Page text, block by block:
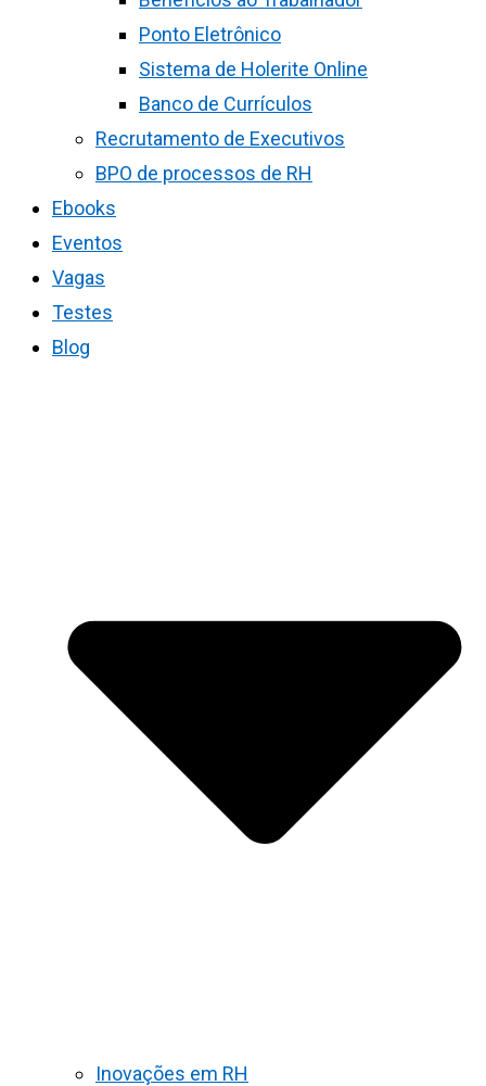
Ponto Eletrônico
Sistema de Holerite Online
Banco de Currículos
Recrutamento de Executivos
BPO de processos de RH
Ebooks
Eventos
Vagas
Testes
Blog
Inovações em RH